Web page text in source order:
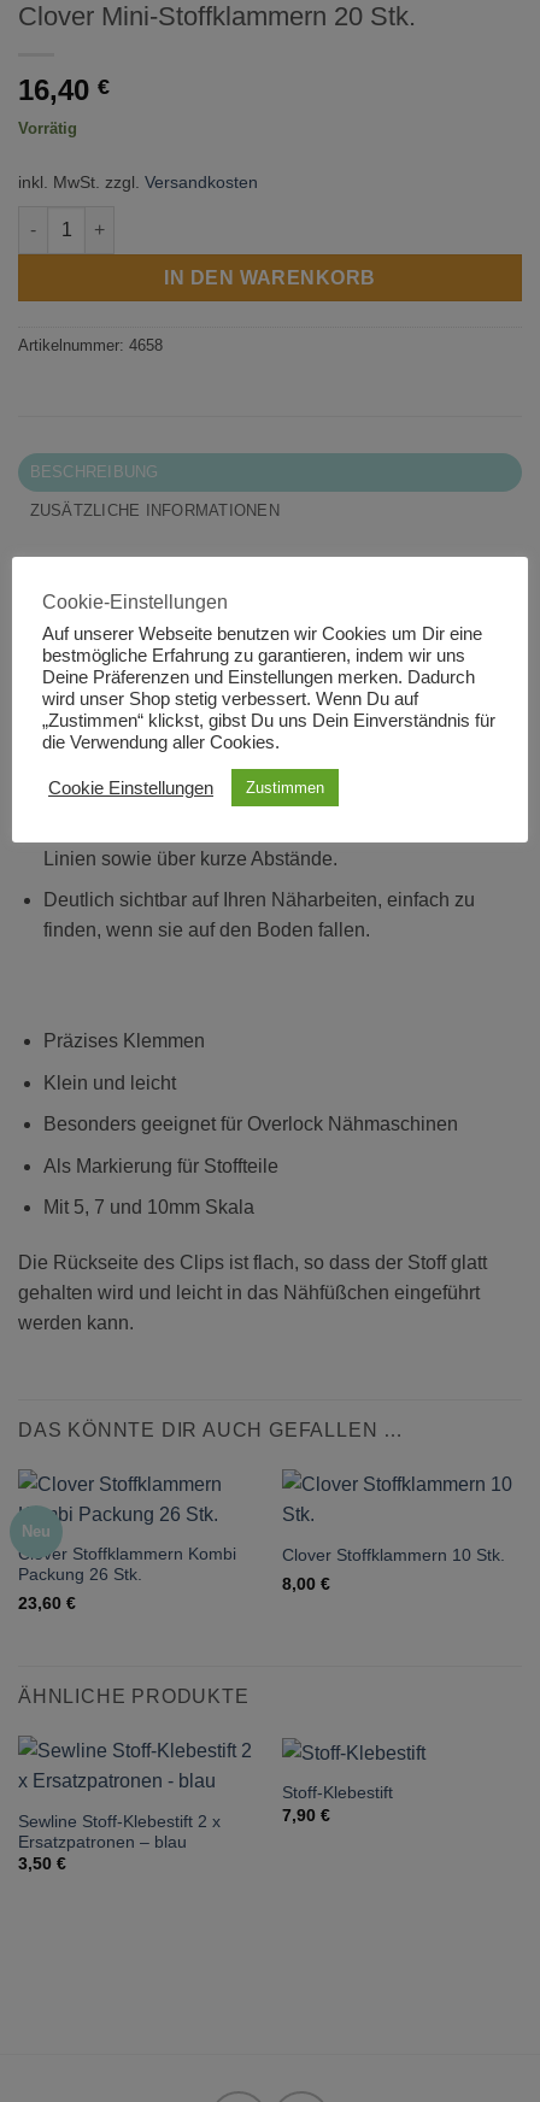
Clover Mini-Stoffklammern 20 Stk.
16,40 €
Vorrätig
inkl. MwSt. zzgl. Versandkosten
Clover Mini-Stoffklammern 20 Stk. Menge
IN DEN WARENKORB
Artikelnummer: 4658
BESCHREIBUNG
ZUSÄTZLICHE INFORMATIONEN
insbesondere bei der Arbeit mit Vinyl, mehreren
Stoffagen und schweren Stoffen.
Aufgrund ihrer geringen Größe ist diese Klammer
besonders für kleine PatchworkArbeiten, Puppenkleider
und alle Arbeiten geeignet, bei denen die
unterschiedlichen Teile über kleine Abschnitte hinweg
zusammengehalten werden müssen.
Linien sowie über kurze Abstände.
Deutlich sichtbar auf Ihren Näharbeiten, einfach zu
finden, wenn sie auf den Boden fallen.
Präzises Klemmen
Klein und leicht
Besonders geeignet für Overlock Nähmaschinen
Als Markierung für Stoffteile
Mit 5, 7 und 10mm Skala
Die Rückseite des Clips ist flach, so dass der Stoff glatt
gehalten wird und leicht in das Nähfüßchen eingeführt
werden kann.
DAS KÖNNTE DIR AUCH GEFALLEN …
Neu
Clover Stoffklammern Kombi
Packung 26 Stk.
23,60 €
Clover Stoffklammern 10 Stk.
8,00 €
ÄHNLICHE PRODUKTE
Sewline Stoff-Klebestift 2 x
Ersatzpatronen – blau
3,50 €
Stoff-Klebestift
7,90 €
Cookie-Einstellungen
Auf unserer Webseite benutzen wir Cookies um Dir eine
bestmögliche Erfahrung zu garantieren, indem wir uns
Deine Präferenzen und Einstellungen merken. Dadurch
wird unser Shop stetig verbessert. Wenn Du auf
„Zustimmen“ klickst, gibst Du uns Dein Einverständnis für
die Verwendung aller Cookies.
Cookie Einstellungen Zustimmen